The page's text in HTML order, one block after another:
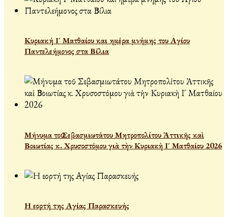
Κυριακή Ι´ Ματθαίου και ημέρα μνήμης του Αγίου
Παντελεήμονος στα Βίλια
Μήνυμα τοῦ Σεβασμιωτάτου Μητροπολίτου Ἀττικῆς καὶ
Βοιωτίας κ. Χρυσοστόμου γιὰ τὴν Κυριακὴ Ι´ Ματθαίου 2026
Η εορτή της Αγίας Παρασκευής